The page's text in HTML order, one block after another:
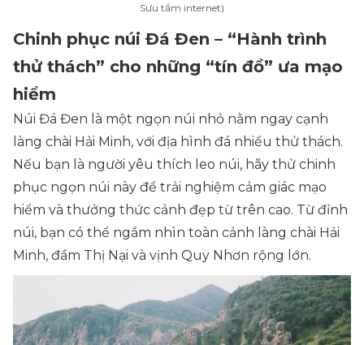
Sưu tầm internet)
Chinh phục núi Đá Đen – “Hành trình
thử thách” cho những “tín đồ” ưa mạo
hiểm
Núi Đá Đen là một ngọn núi nhỏ nằm ngay cạnh
làng chài Hải Minh, với địa hình đá nhiều thử thách.
Nếu bạn là người yêu thích leo núi, hãy thử chinh
phục ngọn núi này để trải nghiệm cảm giác mạo
hiểm và thưởng thức cảnh đẹp từ trên cao. Từ đỉnh
núi, bạn có thể ngắm nhìn toàn cảnh làng chài Hải
Minh, đầm Thị Nại và vịnh Quy Nhơn rộng lớn.